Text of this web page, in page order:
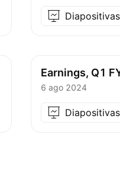
Diapositivas
Earnings, Q1
6 ago 2024
Diapositivas